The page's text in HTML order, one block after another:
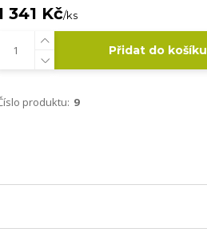
341 Kč/ks
Přidat do košíku
produktu: 9